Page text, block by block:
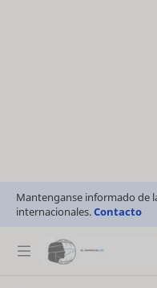
Mantenganse informado de
internacionales.Contacto